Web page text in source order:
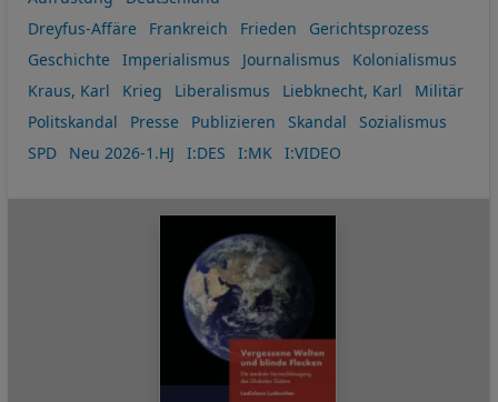
Dreyfus-Affäre
Frankreich Frieden
Gerichtsprozess
Geschichte
Imperialismus Journalismus
Kolonialismus
Kraus, Karl
Krieg Liberalismus Liebknecht, Karl
Militär
Politskandal
Presse Publizieren Skandal
Sozialismus
SPD
Neu 2026-1.HJ I:DES I:MK I:VIDEO